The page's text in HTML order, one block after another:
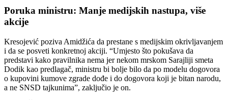
Poruka ministru: Manje medijskih nastupa, više
akcije
Kresojević poziva Amidžića da prestane s medijskim okrivljavanjem
i da se posveti konkretnoj akciji. “Umjesto što pokušava da
predstavi kako pravilnika nema jer nekom mrskom Sarajliji smeta
Dodik kao predlagač, ministru bi bolje bilo da po modelu dogovora
o kupovini kumove zgrade dođe i do dogovora koji je bitan narodu,
a ne SNSD tajkunima”, zaključio je on.